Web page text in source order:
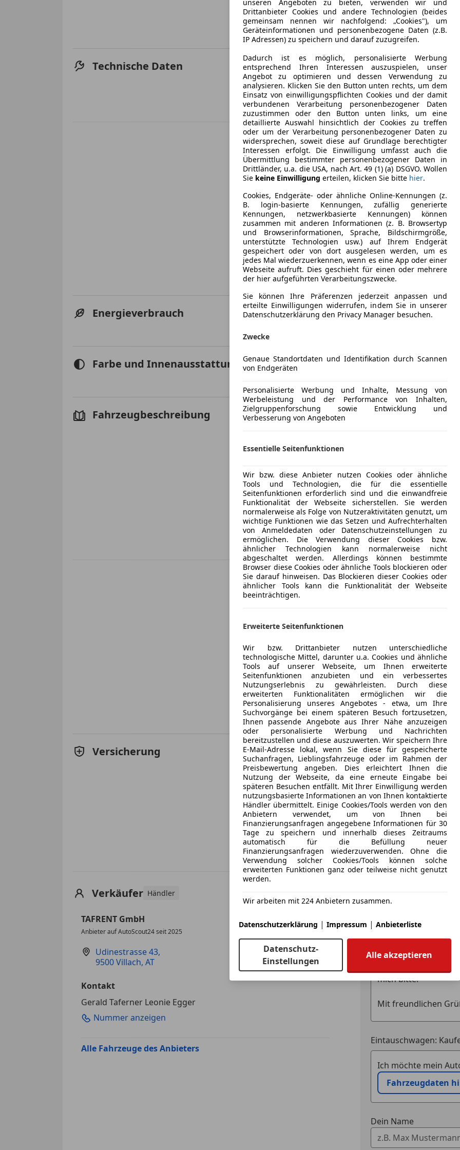
Sollzinssatz ist bonitätsabhängig. Laufzeit mindestens 12,
Neukunden bei Online-Abschluss. Erfüllung banküblicher
Jetzt berechnen
Produktionsjahr
1993
Fahrzeughalter
2
Technische Daten Leistung
206 kW
Getriebe
Hubraum
4 172 cm³
Energieverbrauch Kraftstoff
Benzin
Kraftstoffverbrauch
Farbe und Innenausstattung Außenfarbe
Schwarz
Fahrzeugbeschreibung
Audi V8 4.2 quattro – Oberklasse-Klassiker mit
Unter der Haube arbeitet ein kraftvoller V8-Motor
Allradantrieb.
Verkauft wird der fast Oldtimer aufgrund einer
Garantie und Gewähr!
Keine Pickerlüberprüfung*
Finanzierung individuell möglich/Eintausch aller
Youngtimer, Motorräder, LKW, PKW, Baumaschinen
Jetzt anrufen oder direkt vorbeikommen!
Alle Angaben vorbehaltlich Satz-, Druck- und
Inserats-Fehler oder Finanzierungsänderungen
Mehr anzeigen
Versicherung Kfz-Versicherung
Versicherungsschutz an Ihre Bedürfnisse
Freischaden-Gutschein ab Stufe 0
Auto einfach online versichern & Rabatt holen
Jetzt berechnen
Verkäufer Händler
TAFRENT GmbH
Anbieter auf AutoScout24 seit 2025
Udinestrasse 43,
9500 Villach, AT
Kontakt
Gerald Taferner Leonie Egger
Nummer anzeigen
Alle Fahrzeuge des Anbieters
Anbieter
Deine Nachricht
Eintauschwagen:
Ich möchte mein
Fahrzeugdaten
Dein Name
unseren Angeboten zu bieten, verwenden wir und
Drittanbieter Cookies und andere Technologien (beides
gemeinsam nennen wir nachfolgend: „Cookies"), um
Geräteinformationen und personenbezogene Daten (z.B.
IP Adressen) zu speichern und darauf zuzugreifen.
Dadurch ist es möglich, personalisierte Werbung
entsprechend Ihren Interessen auszuspielen, unser
Angebot zu optimieren und dessen Verwendung zu
analysieren. Klicken Sie den Button unten rechts, um dem
Einsatz von einwilligungspflichten Cookies und der damit
verbundenen Verarbeitung personenbezogener Daten
zuzustimmen oder den Button unten links, um eine
detaillierte Auswahl hinsichtlich der Cookies zu treffen
oder um der Verarbeitung personenbezogener Daten zu
widersprechen, soweit diese auf Grundlage berechtigter
Interessen erfolgt. Die Einwilligung umfasst auch die
Übermittlung bestimmter personenbezogener Daten in
Drittländer, u.a. die USA, nach Art. 49 (1) (a) DSGVO. Wollen
Sie keine Einwilligung erteilen, klicken Sie bitte hier.
Cookies, Endgeräte- oder ähnliche Online-Kennungen (z.
B. login-basierte Kennungen, zufällig generierte
Kennungen, netzwerkbasierte Kennungen) können
zusammen mit anderen Informationen (z. B. Browsertyp
und Browserinformationen, Sprache, Bildschirmgröße,
unterstützte Technologien usw.) auf Ihrem Endgerät
gespeichert oder von dort ausgelesen werden, um es
jedes Mal wiederzuerkennen, wenn es eine App oder einer
Webseite aufruft. Dies geschieht für einen oder mehrere
der hier aufgeführten Verarbeitungszwecke.
Sie können Ihre Präferenzen jederzeit anpassen und
erteilte Einwilligungen widerrufen, indem Sie in unserer
Datenschutzerklärung den Privacy Manager besuchen.
Zwecke
Genaue Standortdaten und Identifikation durch Scannen
von Endgeräten
Personalisierte Werbung und Inhalte, Messung von
Werbeleistung und der Performance von Inhalten,
Zielgruppenforschung sowie Entwicklung und
Verbesserung von Angeboten
Essentielle Seitenfunktionen
Wir bzw. diese Anbieter nutzen Cookies oder ähnliche
Tools und Technologien, die für die essentielle
Seitenfunktionen erforderlich sind und die einwandfreie
Funktionalität der Webseite sicherstellen. Sie werden
normalerweise als Folge von Nutzeraktivitäten genutzt, um
wichtige Funktionen wie das Setzen und Aufrechterhalten
von Anmeldedaten oder Datenschutzeinstellungen zu
ermöglichen. Die Verwendung dieser Cookies bzw.
ähnlicher Technologien kann normalerweise nicht
abgeschaltet werden. Allerdings können bestimmte
Browser diese Cookies oder ähnliche Tools blockieren oder
Sie darauf hinweisen. Das Blockieren dieser Cookies oder
ähnlicher Tools kann die Funktionalität der Webseite
beeinträchtigen.
Erweiterte Seitenfunktionen
Wir bzw. Drittanbieter nutzen unterschiedliche
technologische Mittel, darunter u.a. Cookies und ähnliche
Tools auf unserer Webseite, um Ihnen erweiterte
Seitenfunktionen anzubieten und ein verbessertes
Nutzungserlebnis zu gewährleisten. Durch diese
erweiterten Funktionalitäten ermöglichen wir die
Personalisierung unseres Angebotes - etwa, um Ihre
Suchvorgänge bei einem späteren Besuch fortzusetzen,
Ihnen passende Angebote aus Ihrer Nähe anzuzeigen
oder personalisierte Werbung und Nachrichten
bereitzustellen und diese auszuwerten. Wir speichern Ihre
E-Mail-Adresse lokal, wenn Sie diese für gespeicherte
Suchanfragen, Lieblingsfahrzeuge oder im Rahmen der
Preisbewertung angeben. Dies erleichtert Ihnen die
Nutzung der Webseite, da eine erneute Eingabe bei
späteren Besuchen entfällt. Mit Ihrer Einwilligung werden
nutzungsbasierte Informationen an von Ihnen kontaktierte
Händler übermittelt. Einige Cookies/Tools werden von den
Anbietern verwendet, um von Ihnen bei
Finanzierungsanfragen angegebene Informationen für 30
Tage zu speichern und innerhalb dieses Zeitraums
automatisch für die Befüllung neuer
Finanzierungsanfragen wiederzuverwenden. Ohne die
Verwendung solcher Cookies/Tools können solche
erweiterten Funktionen ganz oder teilweise nicht genutzt
werden.
Wir arbeiten mit 224 Anbietern zusammen.
Datenschutzerklärung | Impressum | Anbieterliste
Datenschutz-
Einstellungen
Alle akzeptieren